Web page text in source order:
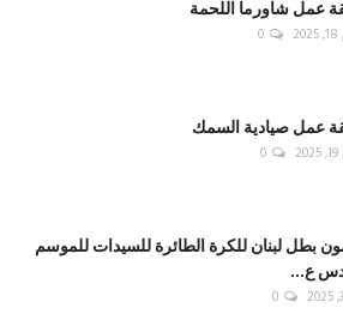
عمل شاورما اللحمة
0
عمل صيادية السمك
0
بطل لبنان للكرة الطائرة للسيدات للموسم
ع...
0